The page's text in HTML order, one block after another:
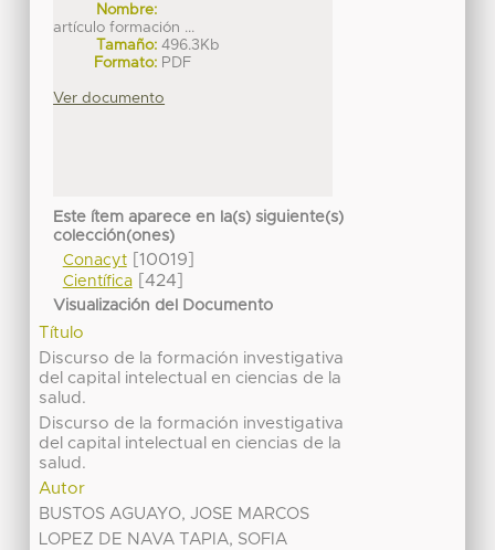
Nombre:
artículo formación ...
Tamaño: 496.3Kb
Formato: PDF
Ver documento
Este ítem aparece en la(s) siguiente(s)
colección(ones)
Conacyt[10019]
Científica[424]
Visualización del Documento
Título
Discurso de la formación investigativa
del capital intelectual en ciencias de la
salud.
Discurso de la formación investigativa
del capital intelectual en ciencias de la
salud.
Autor
BUSTOS AGUAYO, JOSE MARCOS
LOPEZ DE NAVA TAPIA, SOFIA